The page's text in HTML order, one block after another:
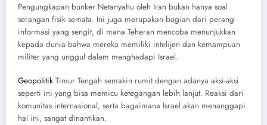
Pengungkapan bunker Netanyahu oleh Iran bukan hanya soal
serangan fisik semata. Ini juga merupakan bagian dari perang
informasi yang sengit, di mana Teheran mencoba menunjukkan
kepada dunia bahwa mereka memiliki intelijen dan kemampuan
militer yang unggul dalam menghadapi Israel.
Geopolitik Timur Tengah semakin rumit dengan adanya aksi-aksi
seperti ini yang bisa memicu ketegangan lebih lanjut. Reaksi dari
komunitas internasional, serta bagaimana Israel akan menanggapi
hal ini, sangat dinantikan.